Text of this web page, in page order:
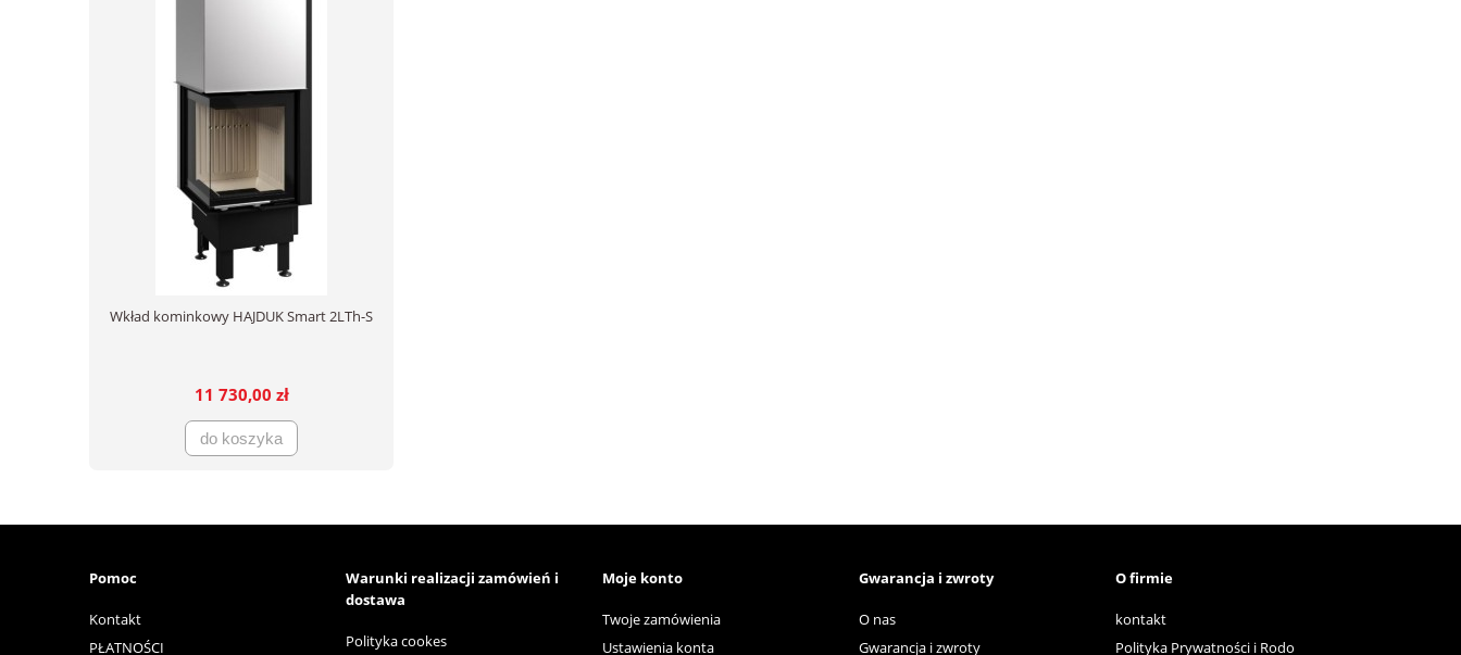
Wkład kominkowy HAJDUK Smart 2LTh-S
11 730,00 zł
do koszyka
Pomoc
Kontakt
PŁATNOŚCI
Warunki realizacji zamówień i
dostawa
Polityka cookes
Moje konto
Twoje zamówienia
Ustawienia konta
Gwarancja i zwroty
O nas
Gwarancja i zwroty
O firmie
kontakt
Polityka Prywatności i Rodo